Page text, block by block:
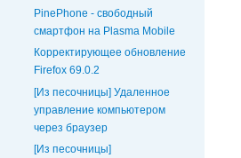
PinePhone - свободный
смартфон на Plasma Mobile
Корректирующее обновление
Firefox 69.0.2
[Из песочницы] Удаленное
управление компьютером
через браузер
[Из песочницы]